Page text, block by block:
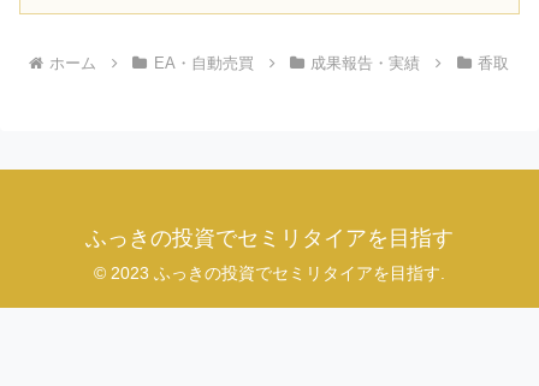
ホーム EA・自動売買 成果報告・実績 香取
ふっきの投資でセミリタイアを目指す
© 2023 ふっきの投資でセミリタイアを目指す.